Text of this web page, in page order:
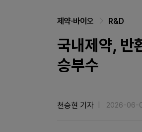
제약·바이오 R&D
국내제약, 반
승부수
천승현 기자 2026-06-